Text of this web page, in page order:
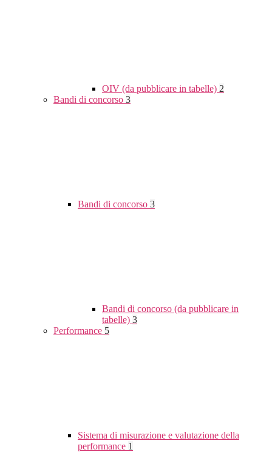
OIV (da pubblicare in tabelle) 2
Bandi di concorso 3
Bandi di concorso 3
Bandi di concorso (da pubblicare in
tabelle) 3
Performance 5
Sistema di misurazione e valutazione della
performance 1